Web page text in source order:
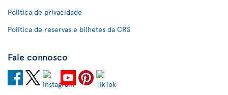
Política de privacidade
Política de reservas e bilhetes da CRS
Fale connosco